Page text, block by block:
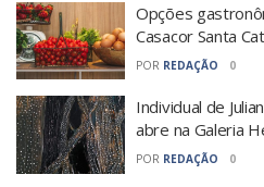
Opções
Casacor Santa
POR REDAÇÃO 0
Individual de
abre na Galeria
POR REDAÇÃO 0